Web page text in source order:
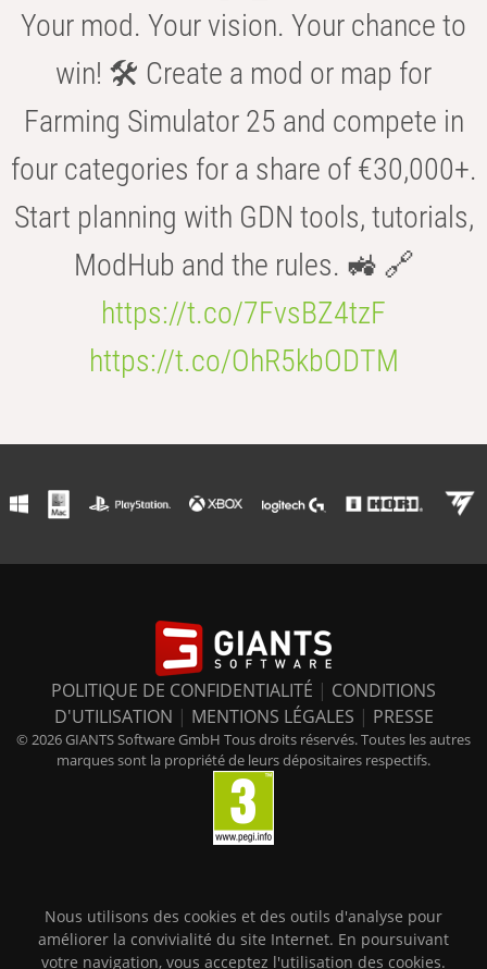
Your mod. Your vision. Your chance to
win! 🛠️ Create a mod or map for
Farming Simulator 25 and compete in
four categories for a share of €30,000+.
Start planning with GDN tools, tutorials,
ModHub and the rules. 🚜 🔗
https://t.co/7FvsBZ4tzF
https://t.co/OhR5kbODTM
POLITIQUE DE CONFIDENTIALITÉ | CONDITIONS
D'UTILISATION | MENTIONS LÉGALES | PRESSE
© 2026 GIANTS Software GmbH Tous droits réservés. Toutes les autres
marques sont la propriété de leurs dépositaires respectifs.
Nous utilisons des cookies et des outils d'analyse pour
améliorer la convivialité du site Internet. En poursuivant
votre navigation, vous acceptez l'utilisation des cookies.